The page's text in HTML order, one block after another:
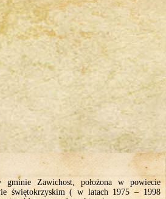
Zawichost, położona w powiecie
świętokrzyskim ( w latach 1975 – 1998